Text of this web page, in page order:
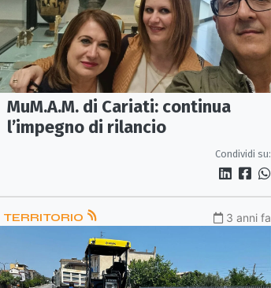
MuM.A.M. di Cariati: continua
l’impegno di rilancio
Condividi su:
TERRITORIO 3 anni fa